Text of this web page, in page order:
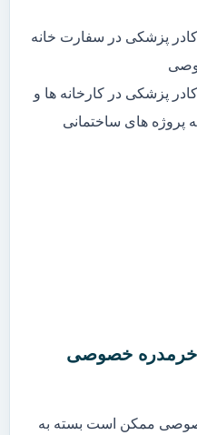
کادر پزشکی در سفارت خانه
پزشکی در کارخانه ها و
پروژه های ساختمانی
خرمدره خصوصی
خصوصی ممکن است بسته به